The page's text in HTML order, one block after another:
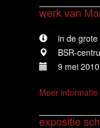
werk van
in de
BSR-
9 mei
Meer informatie
expositie